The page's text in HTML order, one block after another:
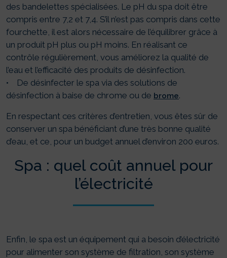
des bandelettes spécialisées. Le pH du spa doit être
compris entre 7,2 et 7,4. S’il n’est pas compris dans cette
fourchette, il est alors nécessaire de l’équilibrer grâce à
un produit pH plus ou pH moins. En réalisant ce
contrôle régulièrement, vous améliorez la qualité de
l’eau et l’efficacité des produits de désinfection.
• De désinfecter le spa via des solutions de
désinfection à baise de chrome ou de brome.
En respectant ces critères d’entretien, vous êtes sûr de
conserver un spa bénéficiant d’une très bonne qualité
d’eau, et ce, pour un budget annuel d’environ 200 euros.
Spa : quel coût annuel pour
l’électricité
Enfin, le spa est un équipement qui a besoin d’électricité
pour alimenter son système de filtration, son système